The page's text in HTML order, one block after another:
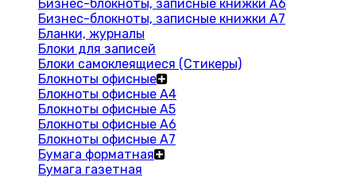
Бизнес-блокноты, записные книжки А6
Бизнес-блокноты, записные книжки А7
Бланки, журналы
Блоки для записей
Блоки самоклеящиеся (Стикеры)
Блокноты офисные
Блокноты офисные A4
Блокноты офисные A5
Блокноты офисные A6
Блокноты офисные A7
Бумага форматная
Бумага газетная